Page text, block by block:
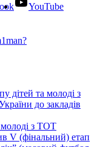
YouTube
дітей та молоді з
до закладів
молоді з ТОТ
V (фінальний) етап